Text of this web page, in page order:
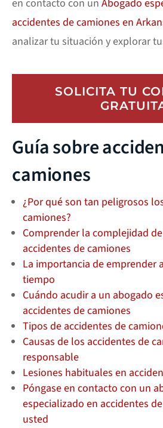
en contacto con un Abogado
accidentes de camiones en
analizar tu situación y explorar
SOLICITA TU
Guía sobre
camiones
¿Por qué son tan peligrosos
camiones?
Comprender la complejidad
accidentes de camiones
La importancia de emprender
tiempo
Cuándo acudir a un abogado
accidentes de camiones
Tipos de accidentes de
Causas de los accidentes de
responsable
Lesiones habituales en
Póngase en contacto con un
especializado en accidentes
usted